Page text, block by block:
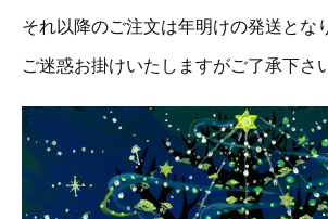
それ以降のご注文は年明けの発送とな
ご迷惑お掛けいたしますがご了承下さい